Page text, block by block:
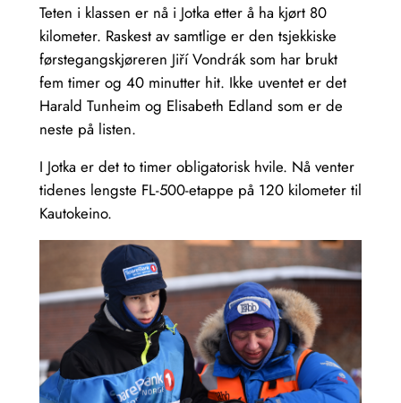
Teten i klassen er nå i Jotka etter å ha kjørt 80
kilometer. Raskest av samtlige er den tsjekkiske
førstegangskjøreren Jiří Vondrák som har brukt
fem timer og 40 minutter hit. Ikke uventet er det
Harald Tunheim og Elisabeth Edland som er de
neste på listen.
I Jotka er det to timer obligatorisk hvile. Nå venter
tidenes lengste FL-500-etappe på 120 kilometer til
Kautokeino.